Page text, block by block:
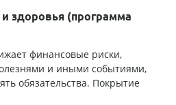
здоровья (программа
финансовые риски,
и иными событиями,
обязательства. Покрытие